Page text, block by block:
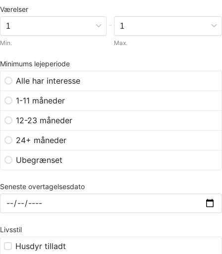
Værelser
Min.
-
Max.
Minimums lejeperiode
Alle har interesse
1-11 måneder
12-23 måneder
24+ måneder
Ubegrænset
Seneste overtagelsesdato
Livsstil
Husdyr tilladt